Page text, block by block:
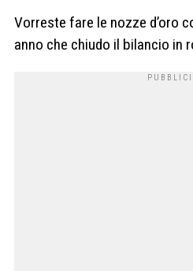
Vorreste fare le nozze d’oro
anno che chiudo il bilancio in